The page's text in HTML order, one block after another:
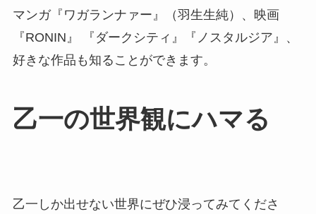
マンガ『ワガランナァー』（羽生生純）、映画
『RONIN』 『ダークシティ』『ノスタルジア』、
好きな作品も知ることができます。
乙一の世界観にハマる
乙一しか出せない世界にぜひ浸ってみてくださ